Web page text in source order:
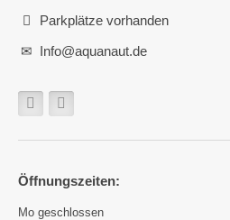
Parkplätze vorhanden
Info@aquanaut.de
Öffnungszeiten:
Mo geschlossen